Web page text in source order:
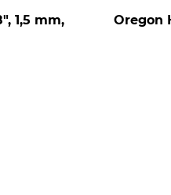
1,5 mm,
Oregon